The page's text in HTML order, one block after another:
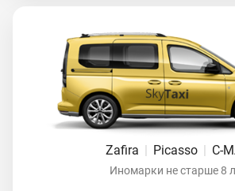
Zafira | Picasso | C-
Иномарки не старше 8